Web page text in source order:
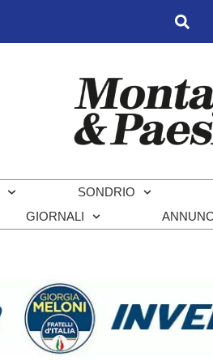
SONDRIO
GIORNALI